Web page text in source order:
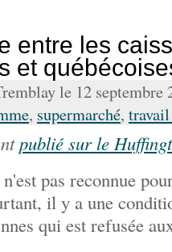
entre les
et
le 12 septembre
, supermarché,
publié sur le
pas reconnue
il y a une
qui est refusée